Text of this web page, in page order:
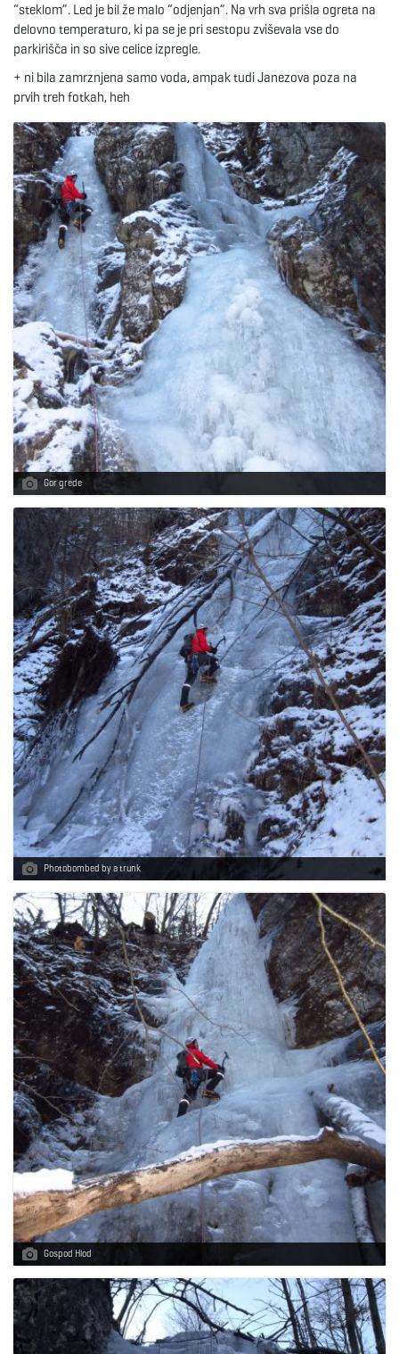
v
g
a
t
i
o
n
“steklom”. Led je bil že malo “odjenjan”. Na vrh sva prišla ogreta na
delovno temperaturo, ki pa se je pri sestopu zviševala vse do
parkirišča in so sive celice izpregle.
+ ni bila zamrznjena samo voda, ampak tudi Janezova poza na
prvih treh fotkah, heh
Gor grede
Photobombed by a trunk
Gospod Hlod